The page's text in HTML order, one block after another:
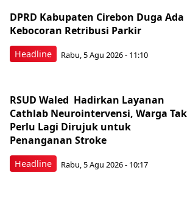
Headline
DPRD Kabupaten Cirebon Duga Ada
Kebocoran Retribusi Parkir
Rabu, 5 Agu 2026 - 11:10
Headline
RSUD Waled Hadirkan Layanan
Cathlab Neurointervensi, Warga Tak
Perlu Lagi Dirujuk untuk
Penanganan Stroke
Rabu, 5 Agu 2026 - 10:17